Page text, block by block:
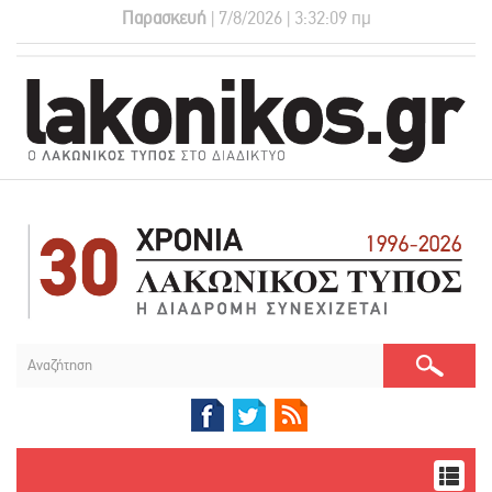
Παρασκευή | 7/8/2026 | 3:32:10 πμ